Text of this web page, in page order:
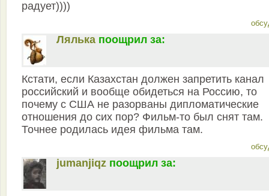
радует))))
Лялька поощрил за:
Кстати, если Казахстан должен запретить канал
российский и вообще обидеться на Россию, то
почему с США не разорваны дипломатические
отношения до сих пор? Фильм-то был снят там.
Точнее родилась идея фильма там.
jumanjiqz поощрил за: